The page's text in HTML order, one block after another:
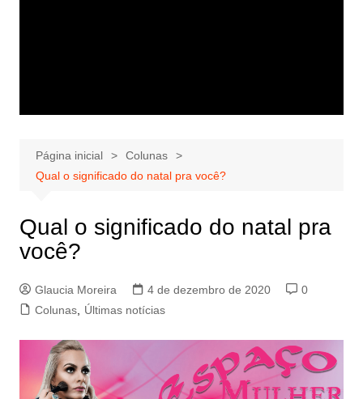
Página inicial
Colunas
Qual o significado do natal pra você?
Qual o significado do natal pra
você?
Glaucia Moreira 4 de dezembro de 2020
0
Colunas, Últimas notícias